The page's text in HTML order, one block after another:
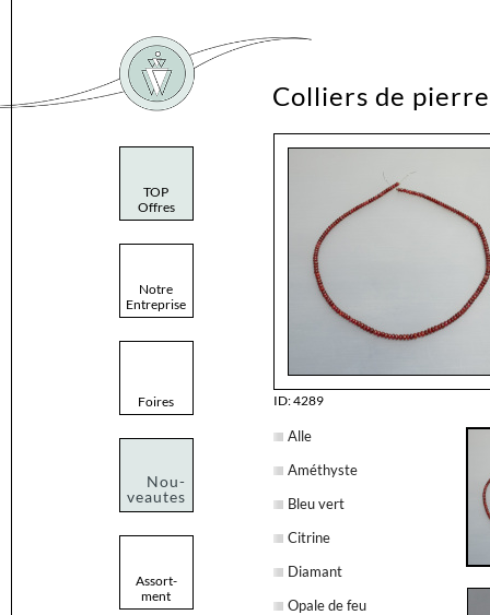
TOP
Offres
Notre
Entreprise
Foires
Nou-
veautes
Assort-
ment
Colliers de
ID: 4289
Alle
Améthyste
Bleu vert
Citrine
Diamant
Opale de feu